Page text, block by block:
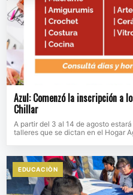
Azul: Comenzó la inscripción a
Chillar
A partir del 3 al 14 de agosto
talleres que se dictan en el Hogar
EDUCACIÒN